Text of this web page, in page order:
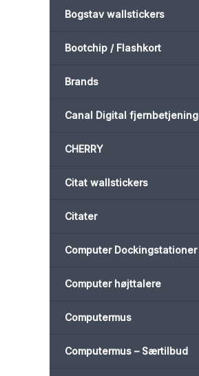
Bogstav wallstickers
Bootchip / Flashkort
Brands
Canal Digital fjernbetjening
CHERRY
Citat wallstickers
Citater
Computer Dockingstationer
Computer højttalere
Computermus
Computermus – Særtilbud